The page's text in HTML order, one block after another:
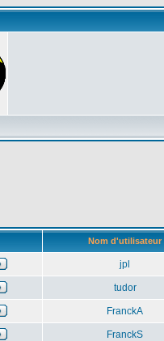
Nom d'utilisateur
jpl
tudor
FranckA
FranckS